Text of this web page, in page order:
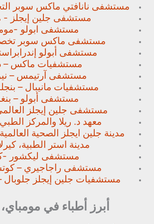
مستشفى نانافتي ماكس سوبر
مستشفى جلين إيجلز -
مستشفى ابولو -
مستشفى ماكس سوبر
مستشفى أبولو
مستشفيات ماكس –
مستشفى آرتيمس –
مستشفيات مانيبال –
مستشفى أبولو –
مستشفى جلين إيجلز
معهد د. ريلا والمركز
مدينة جلين ايجلز الصحية
مدينة استر الطبية،
مستشفى ليكشور -
مستشفى راجاجيري –
مستشفيات جلين إيجلز جلوبال
أبرز أطباء في مومباي،